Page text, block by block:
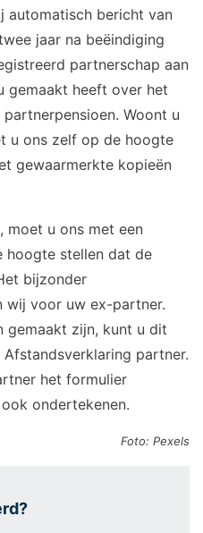
automatisch bericht van
jaar na beëindiging
partnerschap aan
gemaakt heeft over het
Woont u
u ons zelf op de hoogte
gewaarmerkte kopieën
moet u ons met een
hoogte stellen dat de
bijzonder
wij voor uw ex-partner.
gemaakt zijn, kunt u dit
partner.
het formulier
ondertekenen.
Foto: Pexels